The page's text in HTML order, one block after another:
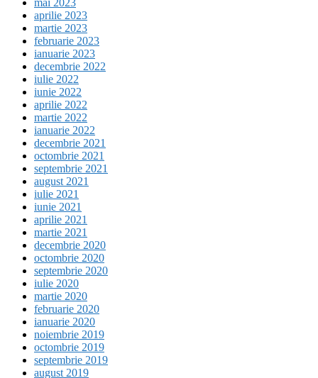
aprilie 2023
martie 2023
februarie 2023
ianuarie 2023
decembrie 2022
iulie 2022
iunie 2022
aprilie 2022
martie 2022
ianuarie 2022
decembrie 2021
octombrie 2021
septembrie 2021
august 2021
iulie 2021
iunie 2021
aprilie 2021
martie 2021
decembrie 2020
octombrie 2020
septembrie 2020
iulie 2020
martie 2020
februarie 2020
ianuarie 2020
noiembrie 2019
octombrie 2019
septembrie 2019
august 2019